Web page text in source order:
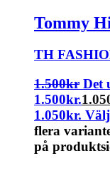
Tommy
TH
1.500kr Det
1.500kr.
1.050kr.
flera
på